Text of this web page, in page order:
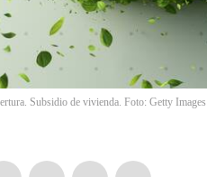
Subsidio de vivienda. Foto: Getty Images